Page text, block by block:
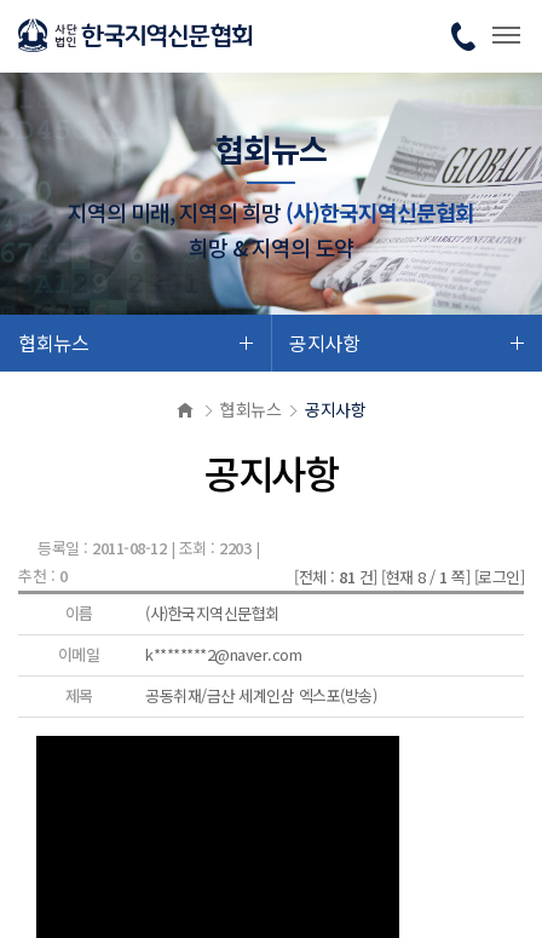
협회뉴스
지역의 미래, 지역의 희망(사)한국지역신문협회
희망 & 지역의 도약
협회뉴스 공지사항
협회뉴스 공지사항
공지사항
등록일 : 2011-08-12| 조회 : 2203|
추천 : 0 [전체 : 81 건] [현재 8 / 1 쪽] [로그인]
이름
(사)한국지역신문협회
이메일
k********2@naver.com
제목
공동취재/금산 세계인삼 엑스포(방송)